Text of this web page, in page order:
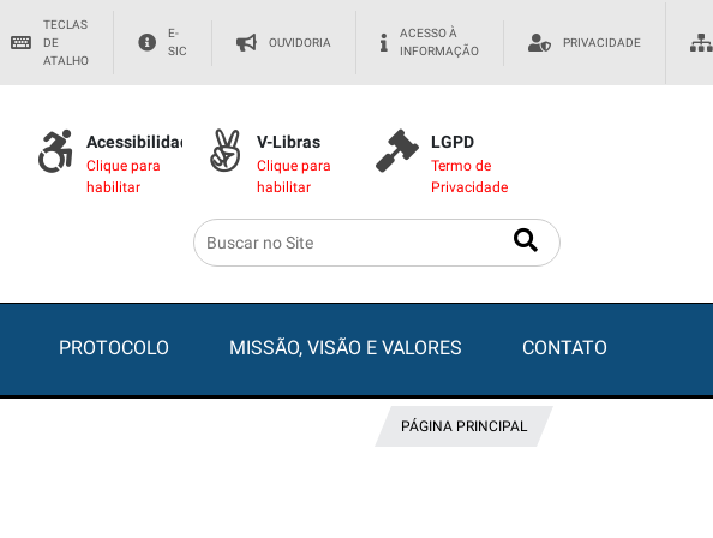
TECLAS
DE
ATALHO
E-
SIC
OUVIDORIA
ACESSO À
INFORMAÇÃO
PRIVACIDADE
Acessibilidade
Clique para
habilitar
V-Libras
Clique para
habilitar
LGPD
Termo de
Privacidade
PROTOCOLO MISSÃO, VISÃO E VALORES CONTATO
PÁGINA PRINCIPAL